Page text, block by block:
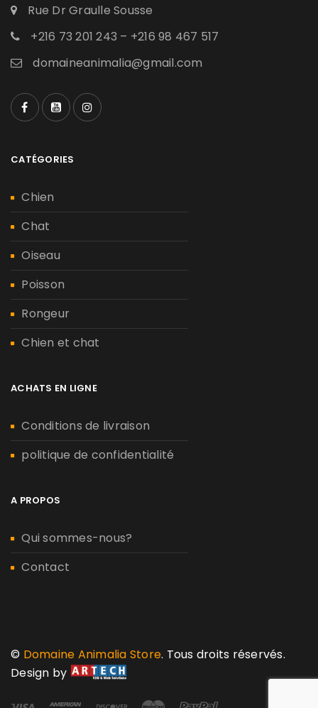
Rue Dr Graulle Sousse
+216 73 201 243 – +216 98 467 517
domaineanimalia@gmail.com
CATÉGORIES
Chien
Chat
Oiseau
Poisson
Rongeur
Chien et chat
ACHATS EN LIGNE
Conditions de livraison
politique de confidentialité
A PROPOS
Qui sommes-nous?
Contact
© Domaine Animalia Store. Tous droits réservés.
Design by